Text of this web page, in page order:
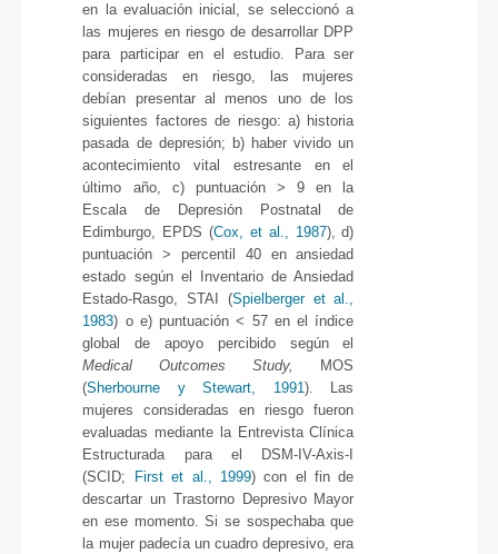
en la evaluación inicial, se seleccionó a
las mujeres en riesgo de desarrollar DPP
para participar en el estudio. Para ser
consideradas en riesgo, las mujeres
debían presentar al menos uno de los
siguientes factores de riesgo: a) historia
pasada de depresión; b) haber vivido un
acontecimiento vital estresante en el
último año, c) puntuación > 9 en la
Escala de Depresión Postnatal de
Edimburgo, EPDS (Cox, et al., 1987), d)
puntuación > percentil 40 en ansiedad
estado según el Inventario de Ansiedad
Estado-Rasgo, STAI (Spielberger et al.,
1983) o e) puntuación < 57 en el índice
global de apoyo percibido según el
Medical Outcomes Study,
MOS
(Sherbourne y Stewart, 1991). Las
mujeres consideradas en riesgo fueron
evaluadas mediante la Entrevista Clínica
Estructurada para el DSM-IV-Axis-I
(SCID;
First et al., 1999) con el fin de
descartar un Trastorno Depresivo Mayor
en ese momento. Si se sospechaba que
la mujer padecía un cuadro depresivo, era